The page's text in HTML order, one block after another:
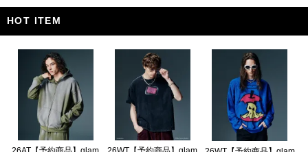
HOT ITEM